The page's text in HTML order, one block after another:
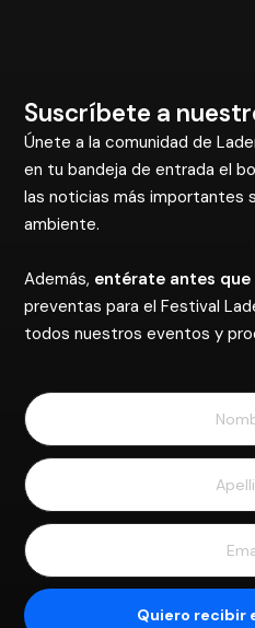
Suscríbete a
Únete a la comunidad de
en tu bandeja de entrada el
las noticias más importantes
ambiente.
Además, entérate antes
preventas para el Festival
todos nuestros eventos y